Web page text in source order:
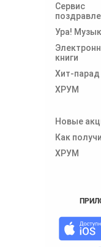
Сервис
Ура!
книги
Хит-парад
ХРУМ
Новые
Как
ХРУМ